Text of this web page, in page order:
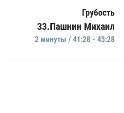
Грубость
33.Пашнин Михаил
2 минуты / 41:28 - 43:28